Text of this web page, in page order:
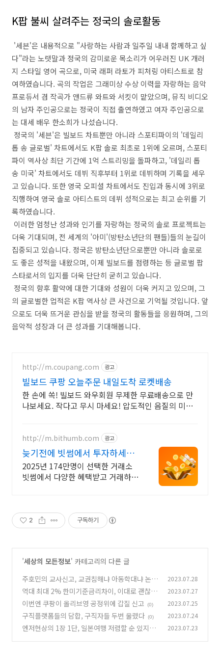
K팝 불씨 살려주는 정국의 솔로활동
'세븐'은 내용적으로 "사랑하는 사람과 일주일 내내 함께하고 싶
다"라는 노랫말과 정국의 감미로운 목소리가 어우러진 UK 개러
지 스타일 영어 곡으로, 미국 래퍼 라토가 피처링 아티스트로 참
여하였습니다. 곡의 작업은 그래미상 수상 이력을 자랑하는 음악
프로듀서 겸 작곡가 앤드류 와트와 서킷이 맡았으며, 뮤직 비디오
의 남자 주인공으로는 정국이 직접 출연하였고 여자 주인공으로
는 대세 배우 한소희가 나섰습니다.
정국의 '세븐'은 빌보드 차트뿐만 아니라 스포티파이의 '데일리
톱 송 글로벌' 차트에서도 K팝 솔로 최초로 1위에 오르며, 스포티
파이 역사상 최단 기간에 1억 스트리밍을 돌파하고, '데일리 톱
송 미국' 차트에서도 데뷔 직후부터 1위로 데뷔하며 기록을 세우
고 있습니다. 또한 영국 오피셜 차트에서도 진입과 동시에 3위로
직행하여 영국 솔로 아티스트의 데뷔 성적으로는 최고 순위를 기
록하였습니다.
이러한 엄청난 성과와 인기를 자랑하는 정국의 솔로 프로젝트는
더욱 기대되며, 전 세계의 '아미'(방탄소년단의 팬들)들의 눈길이
집중되고 있습니다. 정국은 방탄소년단으로뿐만 아니라 솔로로
도 좋은 성적을 내왔으며, 이제 빌보드를 점령하는 등 글로벌 팝
스타로서의 입지를 더욱 단단히 굳히고 있습니다.
정국의 향후 활약에 대한 기대와 성원이 더욱 커지고 있으며, 그
의 글로벌한 업적은 K팝 역사상 큰 사건으로 기억될 것입니다. 앞
으로도 더욱 뜨거운 관심을 받을 정국의 활동들을 응원하며, 그의
음악적 성장과 더 큰 성과를 기대해봅니다.
http://m.coupang.com 광고
빌보드 쿠팡 오늘주문 내일도착 로켓배송
한 손에 쏙! 빌보드 와우회원 무제한 무료배송으로 만
나보세요. 작다고 무시 마세요! 압도적인 음질의 미니
http://m.bithumb.com 광고
늦기전에 빗썸에서 투자하세요
신규 가입 시 5만원 혜택
2025년 174만명이 선택한 거래소
빗썸에서 다양한 혜택받고 거래하세
2 구독하기
'세상의 모든정보' 카테고리의 다른 글
주호민의 교사신고, 교권침해냐 아동학대냐 논란
부추겨
(0)
2023.07.28
역대 최대 2% 한미기준금리차이, 이대로 괜찮을
까?
(0)
2023.07.27
이번엔 쿠팡이 올리브영 공정위에 갑질 신고 (0) 2023.07.25
구직플랫폼들의 담합, 구직자들 두번 울렸다 (0) 2023.07.24
엔저현상의 1장 1단, 일본여행 저렴할 순 있지만
2023.07.23